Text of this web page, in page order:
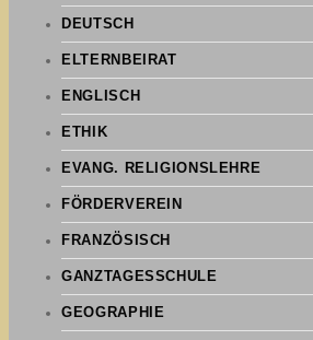
DEUTSCH
ELTERNBEIRAT
ENGLISCH
ETHIK
EVANG. RELIGIONSLEHRE
FÖRDERVEREIN
FRANZÖSISCH
GANZTAGESSCHULE
GEOGRAPHIE